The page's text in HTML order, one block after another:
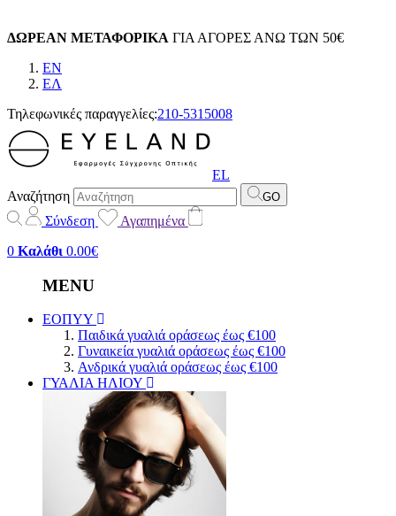
ΔΩΡΕΑΝ ΜΕΤΑΦΟΡΙΚΑ ΓΙΑ ΑΓΟΡΕΣ ΑΝΩ ΤΩΝ 50€
EN
EΛ
Τηλεφωνικές παραγγελίες:210-5315008
EL
Αναζήτηση
GO
Σύνδεση
Αγαπημένα
0 Καλάθι 0.00€
MENU
ΕΟΠΥΥ
Παιδικά γυαλιά οράσεως έως €100
Γυναικεία γυαλιά οράσεως έως €100
Ανδρικά γυαλιά οράσεως έως €100
ΓΥΑΛΙΑ ΗΛΙΟΥ